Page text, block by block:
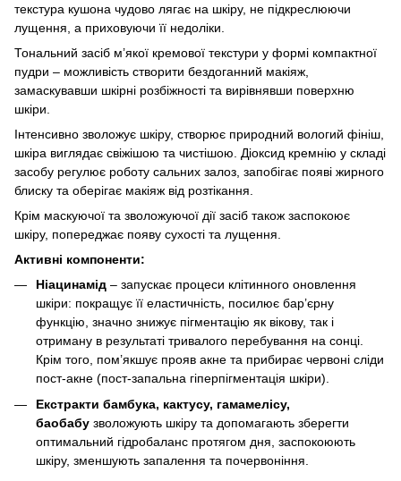
текстура кушона чудово лягає на шкіру, не підкреслюючи
лущення, а приховуючи її недоліки.
Тональний засіб м’якої кремової текстури у формі компактної
пудри – можливість створити бездоганний макіяж,
замаскувавши шкірні розбіжності та вирівнявши поверхню
шкіри.
Інтенсивно зволожує шкіру, створює природний вологий фініш,
шкіра виглядає свіжішою та чистішою. Діоксид кремнію у складі
засобу регулює роботу сальних залоз, запобігає появі жирного
блиску та оберігає макіяж від розтікання.
Крім маскуючої та зволожуючої дії засіб також заспокоює
шкіру, попереджає появу сухості та лущення.
Активні компоненти:
Ніацинамід – запускає процеси клітинного оновлення
шкіри: покращує її еластичність, посилює бар’єрну
функцію, значно знижує пігментацію як вікову, так і
отриману в результаті тривалого перебування на сонці.
Крім того, пом’якшує прояв акне та прибирає червоні сліди
пост-акне (пост-запальна гіперпігментація шкіри).
Екстракти бамбука, кактусу, гамамелісу,
баобабу зволожують шкіру та допомагають зберегти
оптимальний гідробаланс протягом дня, заспокоюють
шкіру, зменшують запалення та почервоніння.